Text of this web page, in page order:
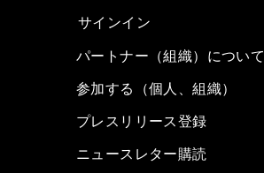
サインイン
パートナー（組織）につい
参加する（個人、組織）
プレスリリース登録
ニュースレター購読